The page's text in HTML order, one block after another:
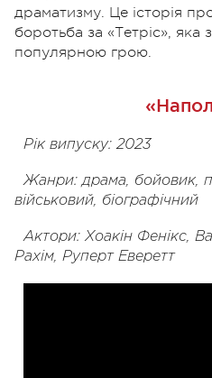
драматизму. Це історія
боротьба за «Тетріс»,
популярною грою.
Рік випуску: 2023
Жанри: драма, бойовик,
військовий, біографічний
Актори: Хоакін Фенікс,
Рахім, Руперт Еверетт